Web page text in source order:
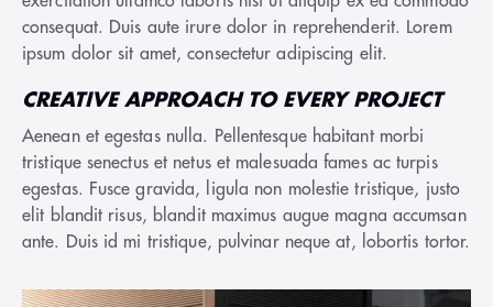
consequat. Duis aute irure dolor in reprehenderit. Lorem
ipsum dolor sit amet, consectetur adipiscing elit.
CREATIVE APPROACH TO EVERY PROJECT
Aenean et egestas nulla. Pellentesque habitant morbi
tristique senectus et netus et malesuada fames ac turpis
egestas. Fusce gravida, ligula non molestie tristique, justo
elit blandit risus, blandit maximus augue magna accumsan
ante. Duis id mi tristique, pulvinar neque at, lobortis tortor.